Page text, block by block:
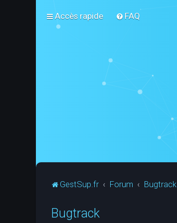
Accès rapide FAQ
GestSup.fr Forum Bugtrack
Bugtrack